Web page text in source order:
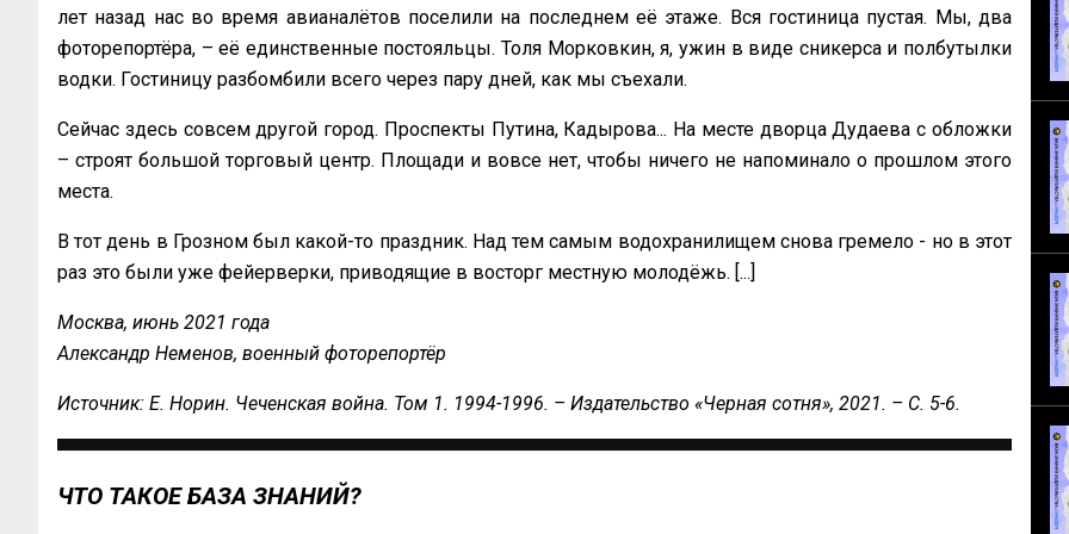
лет назад нас во время авианалëтов поселили на последнем её этаже. Вся гостиница пустая. Мы, два
фоторепортёра, – еë единственные постояльцы. Толя Морковкин, я, ужин в виде сникерса и полбутылки
водки. Гостиницу разбомбили всего через пару дней, как мы съехали.
Сейчас здесь совсем другой город. Проспекты Путина, Кадырова... На месте дворца Дудаева с обложки
– строят большой торговый центр. Площади и вовсе нет, чтобы ничего не напоминало о прошлом этого
места.
В тот день в Грозном был какой-то праздник. Над тем самым водохранилищем снова гремело - но в этот
раз это были уже фейерверки, приводящие в восторг местную молодёжь. [...]
Москва, июнь 2021 года
Александр Неменов, военный фоторепортёр
Источник: Е. Норин. Чеченская война. Том 1. 1994-1996. – Издательство «‎Черная сотня», 2021. – С. 5-6.
ЧТО ТАКОЕ БАЗА ЗНАНИЙ?